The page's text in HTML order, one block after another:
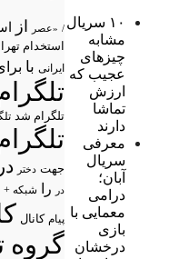
۱۰ سریال
مشابه
چیزهای
عجیب که
ارزش
تماشا
دارند
معرفی
سریال
آبان؛
درامی
معمایی با
بازی
درخشان
/ «عصر از
استخدام
ایرانی با
تلگرام شد
جهت دختر در
در
را شبکه +
پیام کانال
گروه